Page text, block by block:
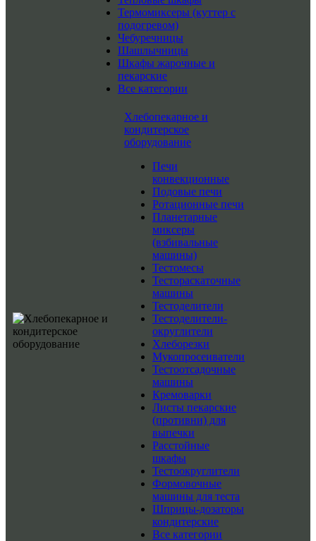
Термомиксеры (куттер с
подогревом)
Чебуречницы
Шашлычницы
Шкафы жарочные и
пекарские
Все категории
Хлебопекарное и
кондитерское
оборудование
Печи
конвекционные
Подовые печи
Ротационные печи
Планетарные
миксеры
(взбивальные
машины)
Тестомесы
Тестораскаточные
машины
Тестоделители
Тестоделители-
округлители
Хлеборезки
Мукопросеиватели
Тестоотсадочные
машины
Кремоварки
Листы пекарские
(противни) для
выпечки
Расстойные
шкафы
Тестоокруглители
Формовочные
машины для теста
Шприцы-дозаторы
кондитерские
Все категории